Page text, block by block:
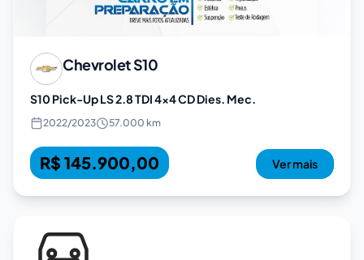
ChevroletS10
S10 Pick-Up LS 2.8 TDI 4x4 CD Dies. Mec.
2022/2023 57.000 km
R$ 145.900,00 Ver mais